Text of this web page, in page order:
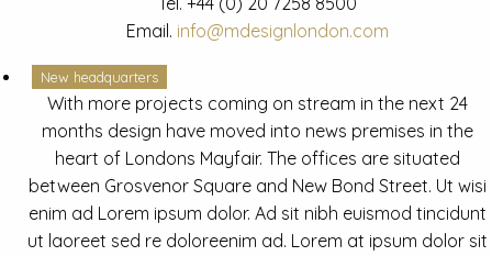
Email. info@mdesignlondon.com
New headquarters
With more projects coming on stream in the next 24
months design have moved into news premises in the
heart of Londons Mayfair. The offices are situated
between Grosvenor Square and New Bond Street. Ut wisi
enim ad Lorem ipsum dolor. Ad sit nibh euismod tincidunt
ut laoreet sed re doloreenim ad. Lorem at ipsum dolor sit